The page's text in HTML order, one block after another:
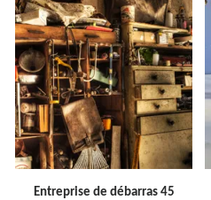
Entreprise de débarras 45